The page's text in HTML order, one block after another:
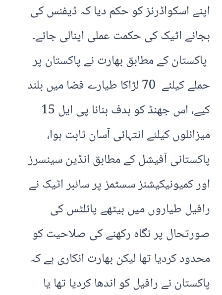
اپنے اسکواڈرنز کو حکم دیا کہ ڈیفنس کی
بجائے اٹیک کی حکمت عملی اپنالی جائے۔
پاکستان کے مطابق بھارت نے پاکستان پر
حملے کیلئے 70 لڑاکا طیارے فضا میں بلند
کیے، اس جھنڈ کو ہدف بنانا پی ایل 15
میزائلوں کیلئے انتہائی آسان ثابت ہوا،
پاکستانی آفیشل کے مطابق انڈین سینسرز
اور کمیونیکیشنز سسٹمز پر سائبر اٹیک نے
رافیل طیاروں میں بیٹھے پائلٹس کی
صورتحال پر نگاہ رکھنے کی صلاحیت کو
محدود کردیا تھا لیکن بھارت انکاری ہے کہ
پاکستان نے رافیل کو اندھا کردیا تھا یا